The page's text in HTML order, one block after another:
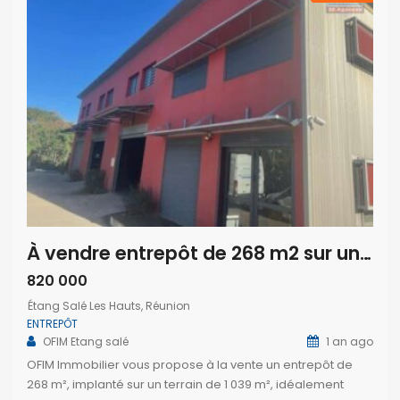
À vendre entrepôt de 268 m2 sur un terrain de 1039 m2 situé dans la dynamique zone Artisanale des Sables d’or à Etang Salé Les Hauts
820 000
Étang Salé Les Hauts, Réunion
ENTREPÔT
OFIM Etang salé
1 an ago
OFIM Immobilier vous propose à la vente un entrepôt de
268 m², implanté sur un terrain de 1 039 m², idéalement